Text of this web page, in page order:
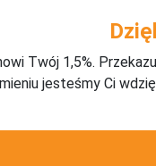
Twój 1,5%.
jesteśmy Ci